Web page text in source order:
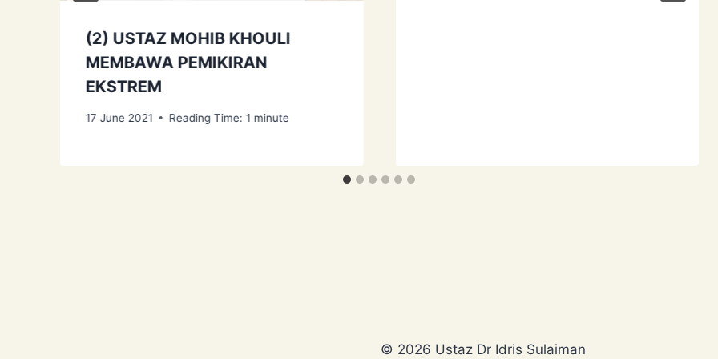
(2) USTAZ MOHIB KHOULI
MEMBAWA PEMIKIRAN
EKSTREM
17 June 2021 Reading Time: 1 minute
© 2026 Ustaz Dr Idris Sulaiman